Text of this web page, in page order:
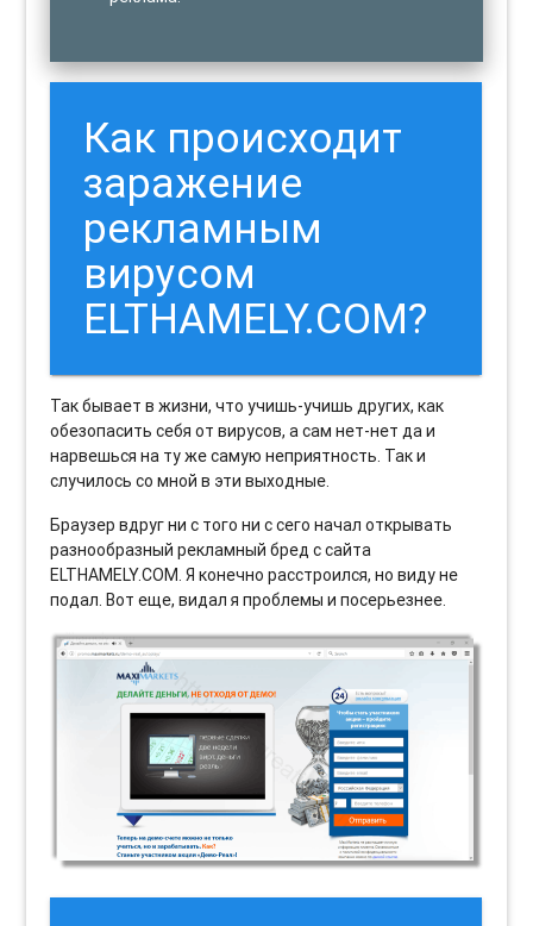
Как происходит
заражение
рекламным
вирусом
ELTHAMELY.COM?
Так бывает в жизни, что учишь-учишь других, как
обезопасить себя от вирусов, а сам нет-нет да и
нарвешься на ту же самую неприятность. Так и
случилось со мной в эти выходные.
Браузер вдруг ни с того ни с сего начал открывать
разнообразный рекламный бред с сайта
ELTHAMELY.COM. Я конечно расстроился, но виду не
подал. Вот еще, видал я проблемы и посерьезнее.